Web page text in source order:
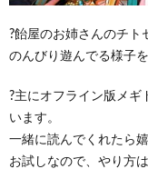
?飴屋のお姉さんのチト
のんびり遊んでる様子
?主にオフライン版メギ
います。
一緒に読んでくれたら嬉
お試しなので、やり方